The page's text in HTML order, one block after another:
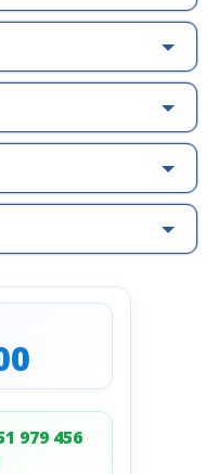
979 456